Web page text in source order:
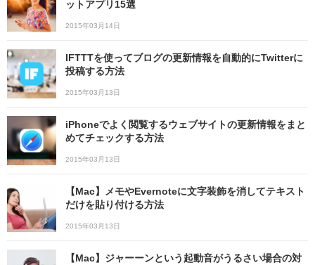
ットアプリ15選
2015年03月14日
IFTTTを使ってブログの更新情報を自動的にTwitterに
投稿する方法
2015年03月13日
iPhoneでよく閲覧するウェブサイトの更新情報をまと
めてチェックする方法
2015年03月13日
【Mac】メモやEvernoteに文字装飾を消してテキスト
だけを貼り付ける方法
2015年03月13日
【Mac】ジャーーンという起動音がうるさい場合の対